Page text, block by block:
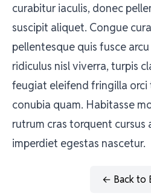
curabitur iaculis, donec
suscipit aliquet. Congue
pellentesque quis fusce
ridiculus nisl viverra, turpis
feugiat eleifend fringilla
conubia quam. Habitasse
rutrum cras torquent
imperdiet egestas nascetur.
← Back to